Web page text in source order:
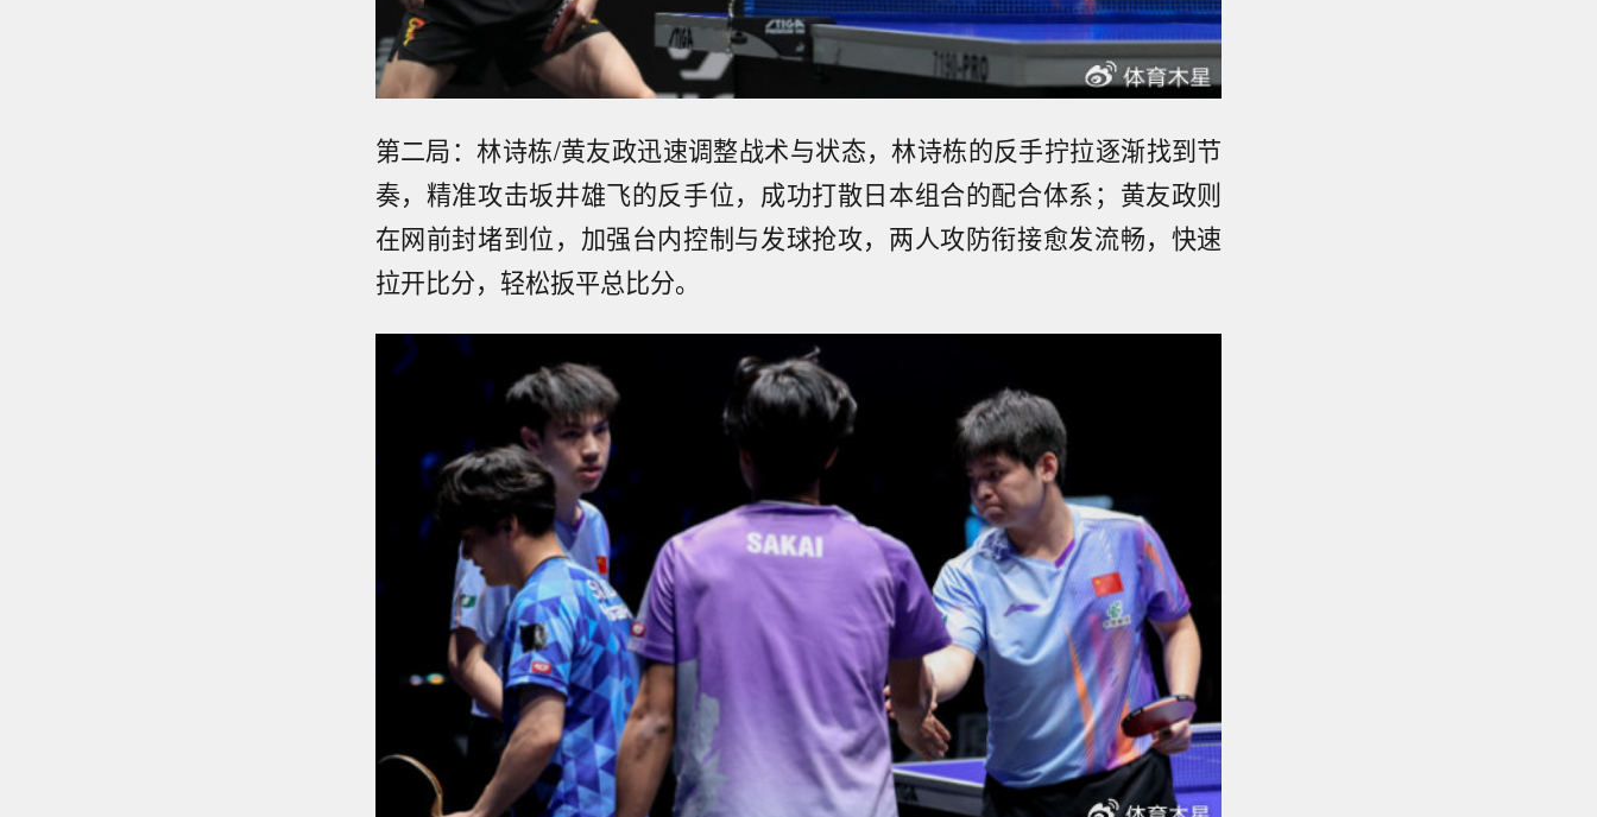
第二局：林诗栋/黄友政迅速调整战术与状态，林诗栋的反手拧拉逐渐找到节
奏，精准攻击坂井雄飞的反手位，成功打散日本组合的配合体系；黄友政则
在网前封堵到位，加强台内控制与发球抢攻，两人攻防衔接愈发流畅，快速
拉开比分，轻松扳平总比分。